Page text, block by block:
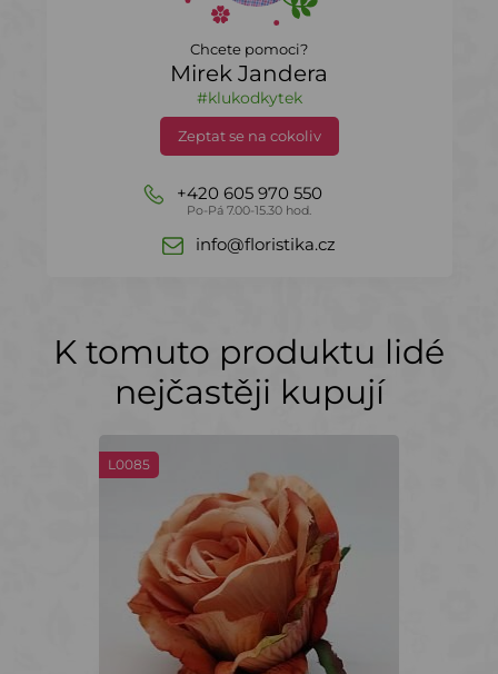
Chcete pomoci?
Mirek Jandera
#klukodkytek
Zeptat se na cokoliv
+420 605 970 550
Po-Pá 7.00-15.30 hod.
info@floristika.cz
K tomuto produktu lidé
nejčastěji kupují
L0085